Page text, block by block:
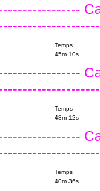
Temps
45m 10s
Temps
48m 12s
Temps
40m 36s